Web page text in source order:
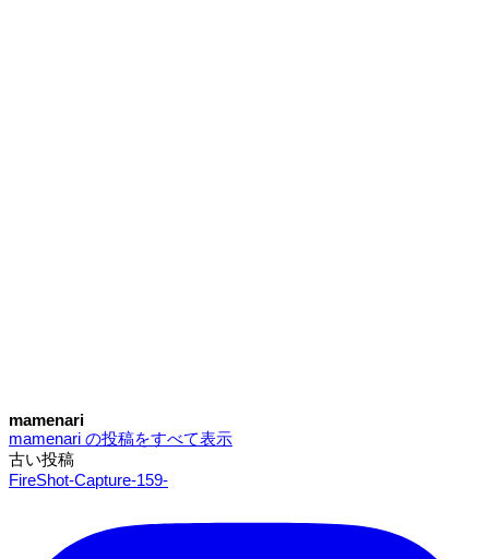
mamenari
mamenari の投稿をすべて表示
投
古い投稿
FireShot-Capture-159-